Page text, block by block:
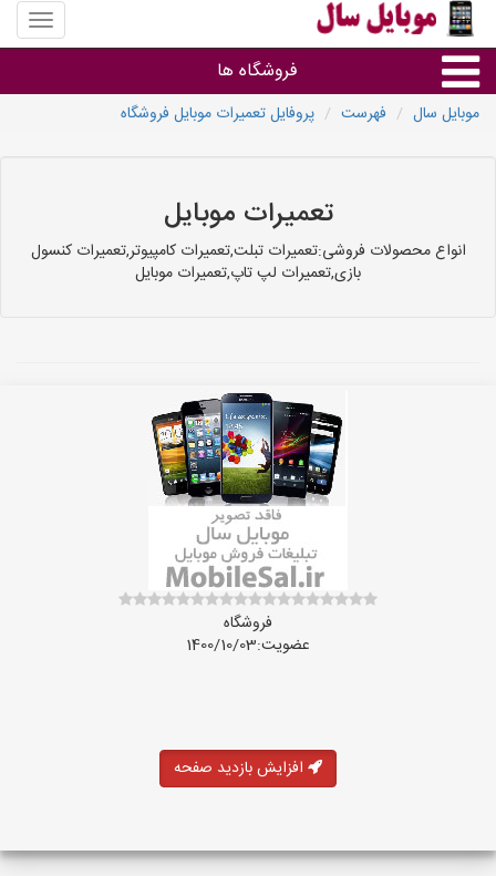
منوی
سایت
سال
فروشگاه ها
سایر گروه ها
فروشگاه های موبایل
موبایل سال فهرست پروفایل تعمیرات موبایل فروشگاه
تعمیرات موبایل
انواع محصولات فروشی:تعمیرات تبلت,تعمیرات کامپیوتر,تعمیرات کنسول
بازی,تعمیرات لپ تاپ,تعمیرات موبایل
فروشگاه
عضویت:1400/10/03
افزایش بازدید صفحه